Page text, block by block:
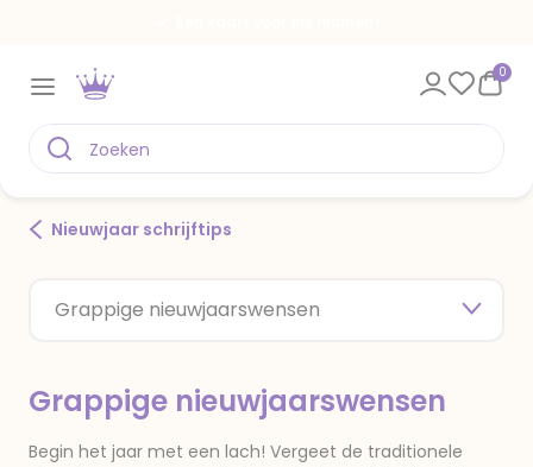
0
Nieuwjaar schrijftips
Grappige nieuwjaarswensen
Grappige nieuwjaarswensen
Begin het jaar met een lach! Vergeet de traditionele